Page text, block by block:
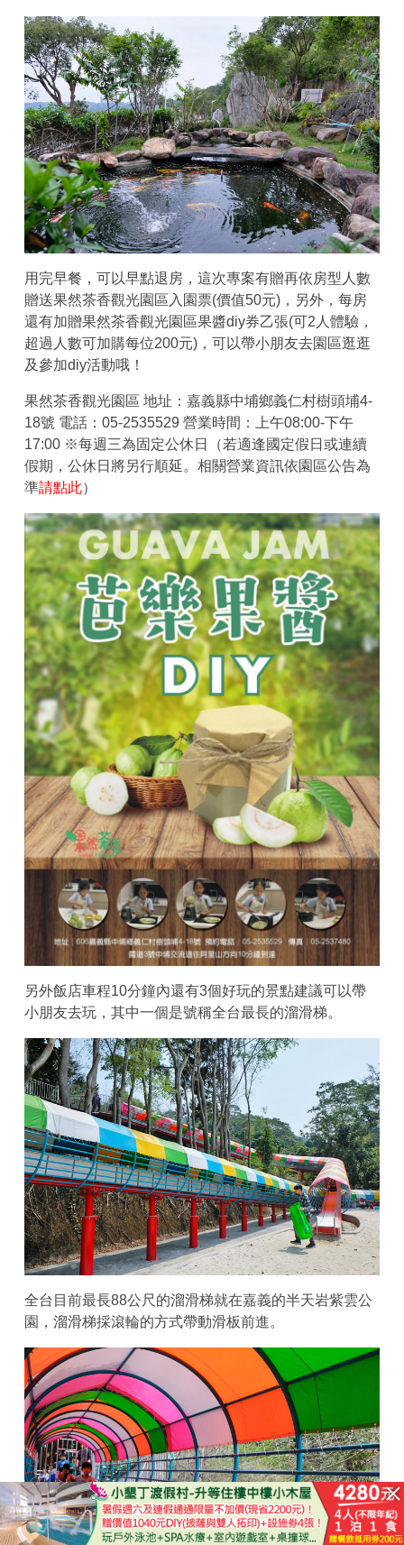
用完早餐，可以早點退房，這次專案有贈再依房型人數
贈送果然茶香觀光園區入園票(價值50元)，另外，每房
還有加贈果然茶香觀光園區果醬diy券乙張(可2人體驗，
超過人數可加購每位200元)，可以帶小朋友去園區逛逛
及參加diy活動哦！
果然茶香觀光園區 地址：嘉義縣中埔鄉義仁村樹頭埔4-
18號 電話：05-2535529 營業時間：上午08:00-下午
17:00 ※每週三為固定公休日（若適逢國定假日或連續
假期，公休日將另行順延。相關營業資訊依園區公告為
準請點此）
另外飯店車程10分鐘內還有3個好玩的景點建議可以帶
小朋友去玩，其中一個是號稱全台最長的溜滑梯。
全台目前最長88公尺的溜滑梯就在嘉義的半天岩紫雲公
園，溜滑梯採滾輪的方式帶動滑板前進。
已結束